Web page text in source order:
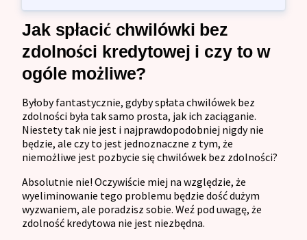
Jak spłacić chwilówki bez
zdolności kredytowej i czy to w
ogóle możliwe?
Byłoby fantastycznie, gdyby spłata chwilówek bez
zdolności była tak samo prosta, jak ich zaciąganie.
Niestety tak nie jest i najprawdopodobniej nigdy nie
będzie, ale czy to jest jednoznaczne z tym, że
niemożliwe jest pozbycie się chwilówek bez zdolności?
Absolutnie nie! Oczywiście miej na względzie, że
wyeliminowanie tego problemu będzie dość dużym
wyzwaniem, ale poradzisz sobie. Weź pod uwagę, że
zdolność kredytowa nie jest niezbędna.